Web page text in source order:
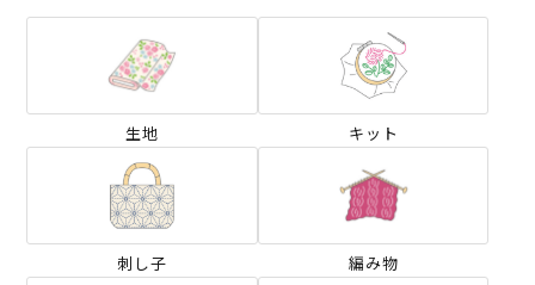
生地 キット
刺し子 編み物